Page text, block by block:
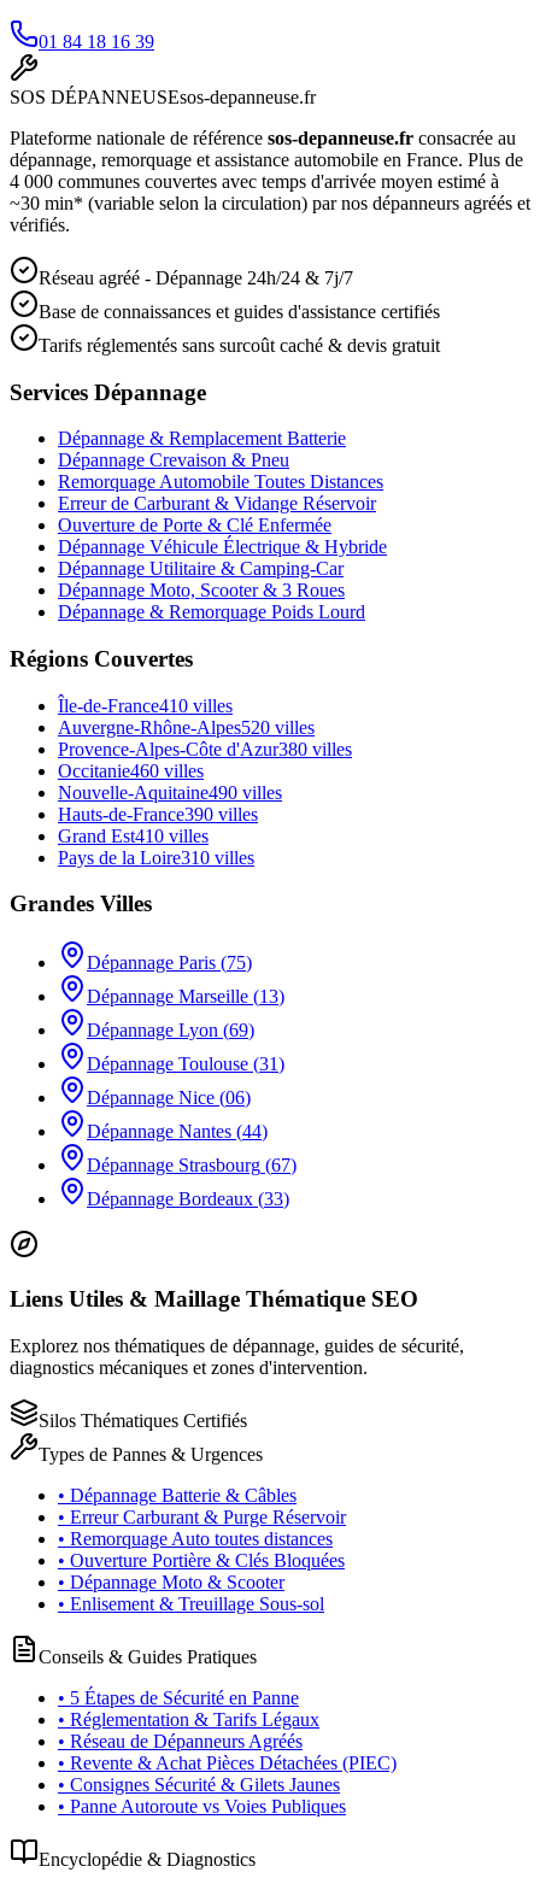
01 84 18 16 39
SOS DÉPANNEUSEsos-depanneuse.fr
Plateforme nationale de référence sos-depanneuse.fr consacrée au
dépannage, remorquage et assistance automobile en France. Plus de
4 000 communes couvertes avec temps d'arrivée moyen estimé à
~30 min* (variable selon la circulation) par nos dépanneurs agréés et
vérifiés.
Réseau agréé - Dépannage 24h/24 & 7j/7
Base de connaissances et guides d'assistance certifiés
Tarifs réglementés sans surcoût caché & devis gratuit
Services Dépannage
Dépannage & Remplacement Batterie
Dépannage Crevaison & Pneu
Remorquage Automobile Toutes Distances
Erreur de Carburant & Vidange Réservoir
Ouverture de Porte & Clé Enfermée
Dépannage Véhicule Électrique & Hybride
Dépannage Utilitaire & Camping-Car
Dépannage Moto, Scooter & 3 Roues
Dépannage & Remorquage Poids Lourd
Régions Couvertes
Île-de-France410 villes
Auvergne-Rhône-Alpes520 villes
Provence-Alpes-Côte d'Azur380 villes
Occitanie460 villes
Nouvelle-Aquitaine490 villes
Hauts-de-France390 villes
Grand Est410 villes
Pays de la Loire310 villes
Grandes Villes
Dépannage Paris (75)
Dépannage Marseille (13)
Dépannage Lyon (69)
Dépannage Toulouse (31)
Dépannage Nice (06)
Dépannage Nantes (44)
Dépannage Strasbourg (67)
Dépannage Bordeaux (33)
Liens Utiles & Maillage Thématique SEO
Explorez nos thématiques de dépannage, guides de sécurité,
diagnostics mécaniques et zones d'intervention.
Silos Thématiques Certifiés
Types de Pannes & Urgences
• Dépannage Batterie & Câbles
• Erreur Carburant & Purge Réservoir
• Remorquage Auto toutes distances
• Ouverture Portière & Clés Bloquées
• Dépannage Moto & Scooter
• Enlisement & Treuillage Sous-sol
Conseils & Guides Pratiques
• 5 Étapes de Sécurité en Panne
• Réglementation & Tarifs Légaux
• Réseau de Dépanneurs Agréés
• Revente & Achat Pièces Détachées (PIEC)
• Consignes Sécurité & Gilets Jaunes
• Panne Autoroute vs Voies Publiques
Encyclopédie & Diagnostics